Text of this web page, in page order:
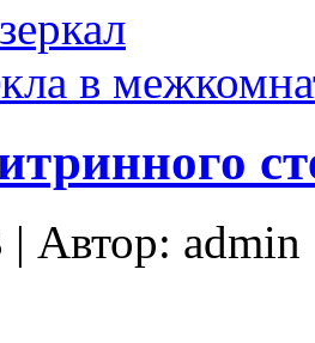
в
| Автор: admin